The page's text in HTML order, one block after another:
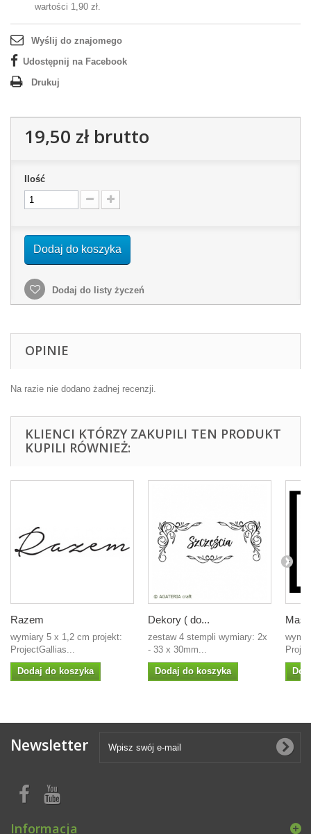
wartości 1,90 zł.
Wyślij do znajomego
Udostępnij na Facebook
Drukuj
19,50 złbrutto
Ilość
Dodaj do koszyka
Dodaj do listy życzeń
OPINIE
Na razie nie dodano żadnej recenzji.
KLIENCI KTÓRZY ZAKUPILI TEN PRODUKT
KUPILI RÓWNIEŻ:
Razem
wymiary 5 x 1,2 cm projekt:
ProjectGallias...
Dodaj do koszyka
Dekory ( do...
zestaw 4 stempli wymiary: 2x
- 33 x 30mm...
Dodaj do koszyka
Newsletter
Informacja